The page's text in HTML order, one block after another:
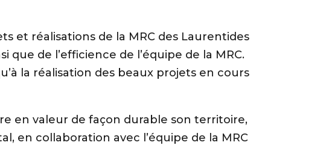
et réalisations de la MRC des Laurentides
que de l’efficience de l’équipe de la MRC.
la réalisation des beaux projets en cours
en valeur de façon durable son territoire,
en collaboration avec l’équipe de la MRC